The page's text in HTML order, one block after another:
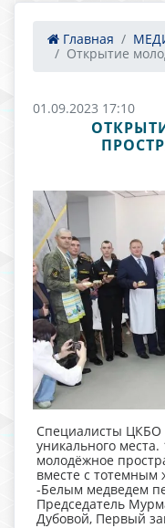
Главная
Открытие
01.09.2023 17:10
Специалисты
уникального
молодёжное
вместе с тотемным
-Белым медведем
Председатель
Дубовой, Первый